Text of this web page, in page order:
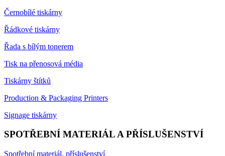
Černobílé tiskárny
Řádkové tiskárny
Řada s bílým tonerem
Tisk na přenosová média
Tiskárny štítků
Production & Packaging Printers
Signage tiskárny
SPOTŘEBNÍ MATERIÁL A PŘÍSLUŠENSTVÍ
Spotřební materiál, příslušenství